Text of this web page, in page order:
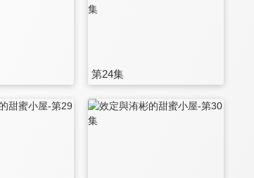
第24集